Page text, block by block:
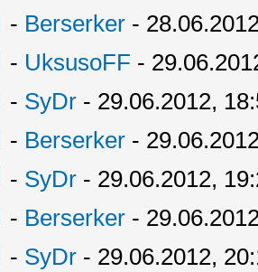
- Berserker -
- UksusoFF -
- SyDr - 29.06.2012,
- Berserker -
- SyDr - 29.06.2012,
- Berserker -
- SyDr - 29.06.2012,